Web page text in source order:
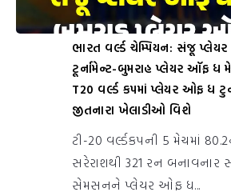
ભારત વર્લ્ડ ચેમ્પિયન: સંજૂ
ટૂર્નામેન્ટ-બુમરાહ પ્લેયર ઑફ ધ
T20 વર્લ્ડ કપમાં પ્લેયર ઓફ ધ
જીતનારા ખેલાડીઓ વિશે
ટી-20 વર્લ્ડકપની 5 મેચમાં
સરેરાશથી 321 રન બનાવનાર
સેમસનને પ્લેયર ઓફ ધ...